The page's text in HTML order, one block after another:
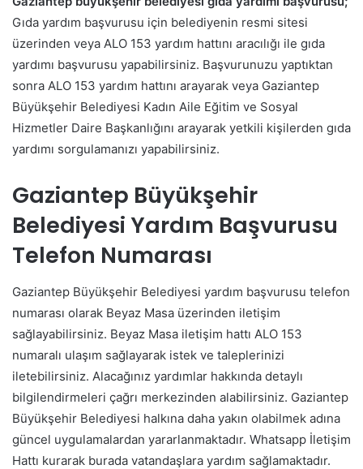
Gıda yardım başvurusu için belediyenin resmi sitesi
üzerinden veya ALO 153 yardım hattını aracılığı ile gıda
yardımı başvurusu yapabilirsiniz. Başvurunuzu yaptıktan
sonra ALO 153 yardım hattını arayarak veya Gaziantep
Büyükşehir Belediyesi Kadın Aile Eğitim ve Sosyal
Hizmetler Daire Başkanlığını arayarak yetkili kişilerden gıda
yardımı sorgulamanızı yapabilirsiniz.
Gaziantep Büyükşehir
Belediyesi Yardım Başvurusu
Telefon Numarası
Gaziantep Büyükşehir Belediyesi yardım başvurusu telefon
numarası olarak Beyaz Masa üzerinden iletişim
sağlayabilirsiniz. Beyaz Masa iletişim hattı ALO 153
numaralı ulaşım sağlayarak istek ve taleplerinizi
iletebilirsiniz. Alacağınız yardımlar hakkında detaylı
bilgilendirmeleri çağrı merkezinden alabilirsiniz. Gaziantep
Büyükşehir Belediyesi halkına daha yakın olabilmek adına
güncel uygulamalardan yararlanmaktadır. Whatsapp İletişim
Hattı kurarak burada vatandaşlara yardım sağlamaktadır.